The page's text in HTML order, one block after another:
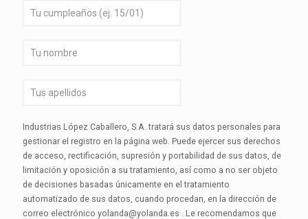
Industrias López Caballero, S.A. tratará sus datos personales para
gestionar el registro en la página web. Puede ejercer sus derechos
de acceso, rectificación, supresión y portabilidad de sus datos, de
limitación y oposición a su tratamiento, así como a no ser objeto
de decisiones basadas únicamente en el tratamiento
automatizado de sus datos, cuando procedan, en la dirección de
correo electrónico yolanda@yolanda.es . Le recomendamos que